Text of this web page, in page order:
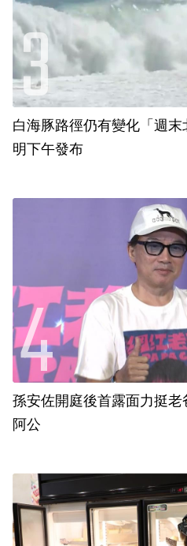
白海豚路徑仍有變化「週
明下午發布
孫安佐開庭後首露面力挺
阿公